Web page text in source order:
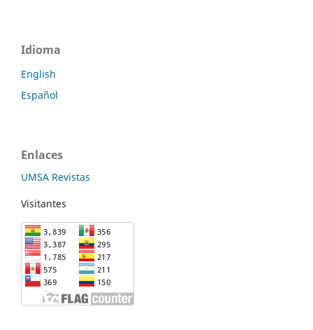
Idioma
English
Español
Enlaces
UMSA Revistas
Visitantes